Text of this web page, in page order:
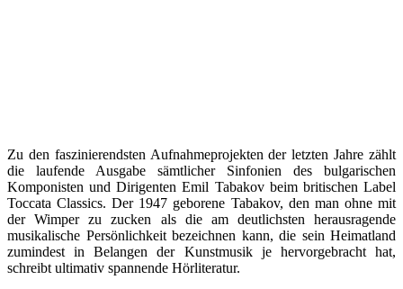
Zu den faszinierendsten Aufnahmeprojekten der letzten Jahre zählt
die laufende Ausgabe sämtlicher Sinfonien des bulgarischen
Komponisten und Dirigenten Emil Tabakov beim britischen Label
Toccata Classics. Der 1947 geborene Tabakov, den man ohne mit
der Wimper zu zucken als die am deutlichsten herausragende
musikalische Persönlichkeit bezeichnen kann, die sein Heimatland
zumindest in Belangen der Kunstmusik je hervorgebracht hat,
schreibt ultimativ spannende Hörliteratur.